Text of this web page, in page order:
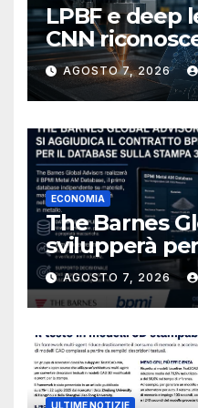
LPBF e deep
CNN
del bagno di
AGOSTO 7, 2026
ECONOMIA
The Barnes
svilupperà
database per
metallica
navale
AGOSTO 7, 2026
ULTIME NOTIZIE